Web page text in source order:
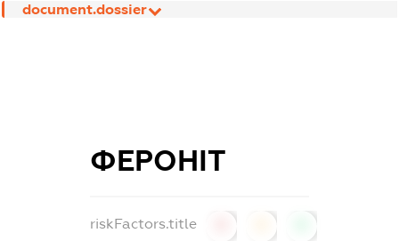
document.dossier
ФЕРОНІТ
riskFactors.title